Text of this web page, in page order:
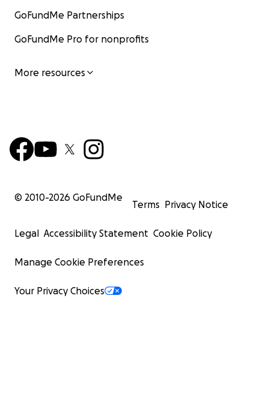
GoFundMe Partnerships
GoFundMe Pro for nonprofits
More resources
© 2010-2026 GoFundMe
Terms Privacy Notice
Legal Accessibility Statement Cookie Policy
Manage Cookie Preferences
Your Privacy Choices